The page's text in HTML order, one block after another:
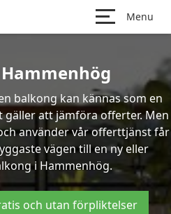
Menu
balkong kan kännas som en
att jämföra offerter. Men
använder vår offerttjänst får
vägen till en ny eller
i Hammenhög.
och utan förpliktelser